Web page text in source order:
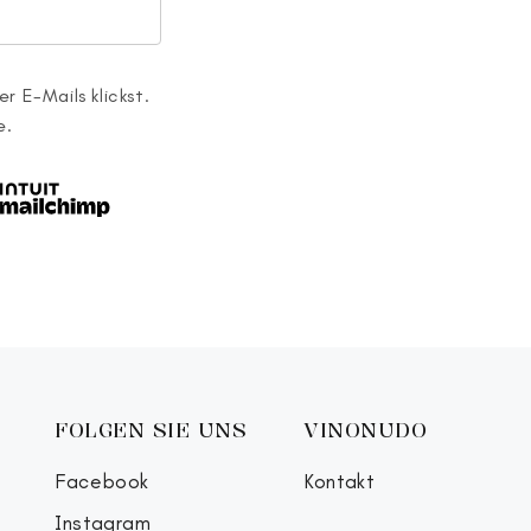
E-Mails klickst.
FOLGEN SIE UNS
Facebook
Instagram
VINONUDO
Kontakt